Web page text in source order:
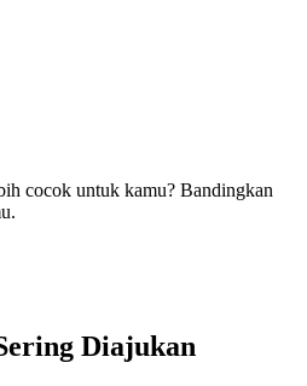
cocok untuk kamu? Bandingkan
Diajukan